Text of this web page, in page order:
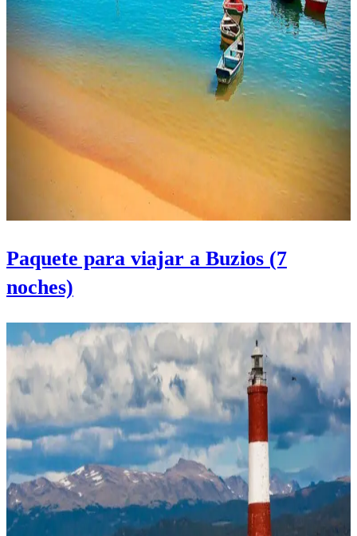
Paquete para viajar a Buzios (7
noches)